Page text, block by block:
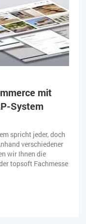
mit
System
spricht jeder, doch
verschiedener
wir Ihnen die
topsoft Fachmesse